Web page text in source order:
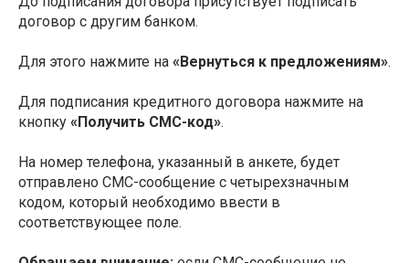
договор с другим банком.
Для этого нажмите на «Вернуться к предложениям».
Для подписания кредитного договора нажмите на
кнопку «Получить СМС-код».
На номер телефона, указанный в анкете, будет
отправлено СМС-сообщение с четырехзначным
кодом, который необходимо ввести в
соответствующее поле.